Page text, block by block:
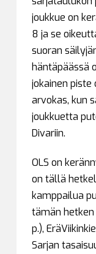
joukkue on
8 ja se
suoran
häntäpäässä
jokainen piste
arvokas, kun
joukkuetta
Divariin.
OLS on
on tällä
kamppailua
tämän
p.),
Sarjan